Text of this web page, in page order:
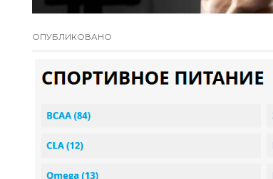
ОПУБЛИКОВАНО